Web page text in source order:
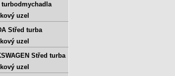
turbodmychadla
uzel
Střed turba
uzel
Střed turba
uzel